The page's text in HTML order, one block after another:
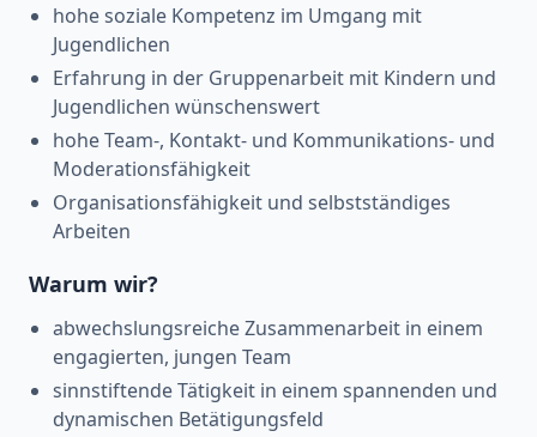
hohe soziale Kompetenz im Umgang mit
Jugendlichen
Erfahrung in der Gruppenarbeit mit Kindern und
Jugendlichen wünschenswert
hohe Team-, Kontakt- und Kommunikations- und
Moderationsfähigkeit
Organisationsfähigkeit und selbstständiges
Arbeiten
Warum wir?
abwechslungsreiche Zusammenarbeit in einem
engagierten, jungen Team
sinnstiftende Tätigkeit in einem spannenden und
dynamischen Betätigungsfeld